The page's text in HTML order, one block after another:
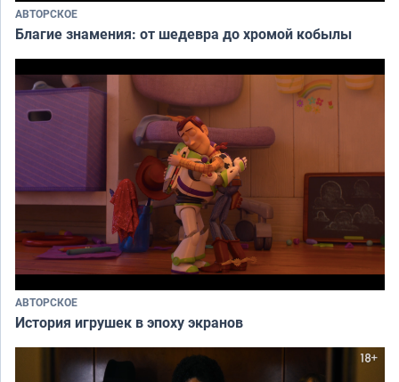
АВТОРСКОЕ
Благие знамения: от шедевра до хромой кобылы
АВТОРСКОЕ
История игрушек в эпоху экранов